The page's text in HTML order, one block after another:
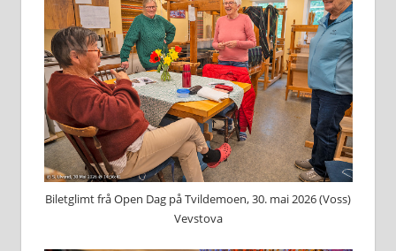
Biletglimt frå Open Dag på Tvildemoen, 30. mai 2026 (Voss)
Vevstova